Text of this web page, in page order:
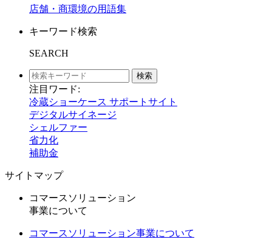
店舗・商環境の用語集
キーワード検索
SEARCH
検索
注目ワード:
冷蔵ショーケース サポートサイト
デジタルサイネージ
シェルファー
省力化
補助金
サイトマップ
コマースソリューション
事業について
コマースソリューション事業について